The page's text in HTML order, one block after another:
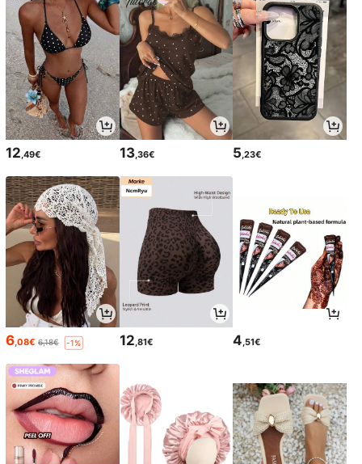
12,49€ 13,36€ 5,23€
6,08€ 6,18€ -1% 12,81€ 4,51€